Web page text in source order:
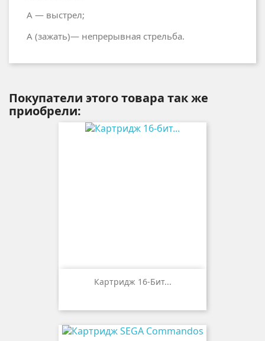
А — выстрел;
А (зажать)— непрерывная стрельба.
Покупатели этого товара так же
приобрели:
Картридж 16-Бит...